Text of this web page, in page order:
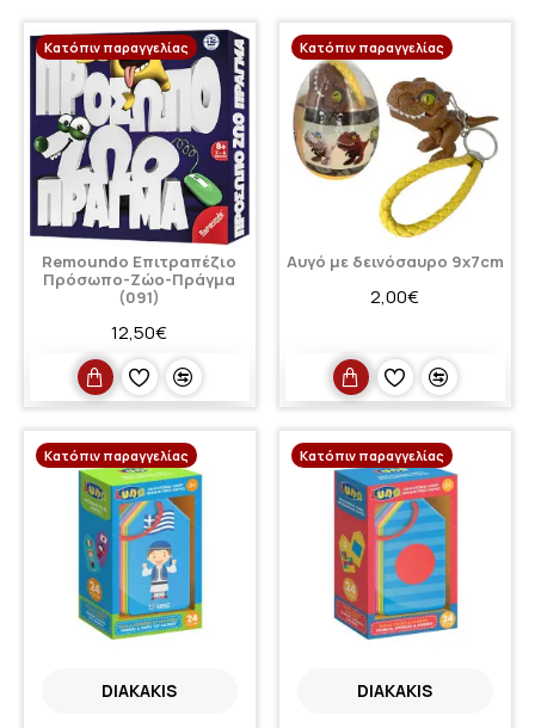
Κατόπιν παραγγελίας
Remoundo Επιτραπέζιο
Πρόσωπο-Ζώο-Πράγμα
(091)
12,50€
Κατόπιν παραγγελίας
Αυγό με δεινόσαυρο 9x7cm
2,00€
Κατόπιν παραγγελίας
DIAKAKIS
Κατόπιν παραγγελίας
DIAKAKIS